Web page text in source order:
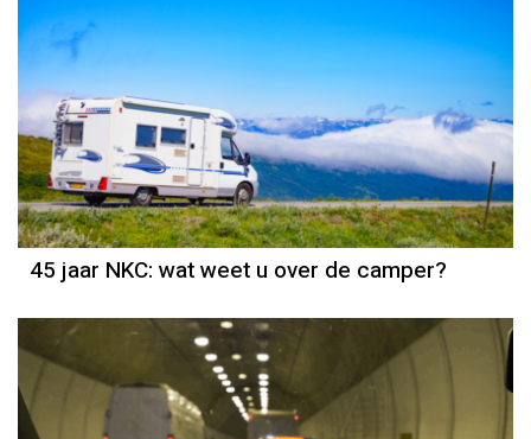
45 jaar NKC: wat weet u over de camper?